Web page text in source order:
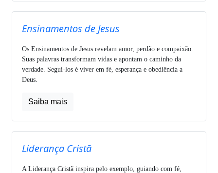
Ensinamentos de Jesus
Os Ensinamentos de Jesus revelam amor, perdão e compaixão.
Suas palavras transformam vidas e apontam o caminho da
verdade. Segui-los é viver em fé, esperança e obediência a
Deus.
Saiba mais
Liderança Cristã
A Liderança Cristã inspira pelo exemplo, guiando com fé,